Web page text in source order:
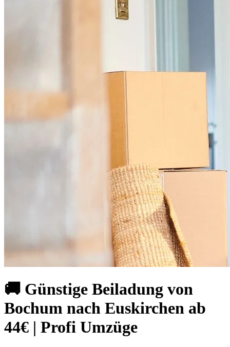
🚚 Günstige Beiladung von
Bochum nach Euskirchen ab
44€ | Profi Umzüge